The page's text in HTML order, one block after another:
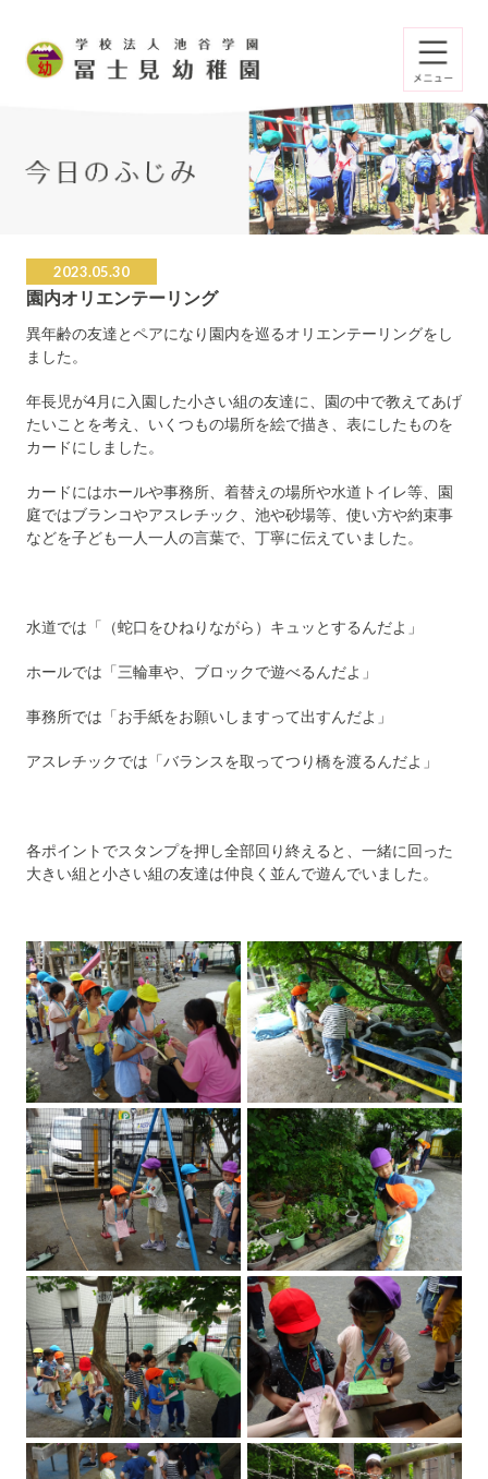
2023.05.30
園内オリエンテーリング
異年齢の友達とペアになり園内を巡るオリエンテーリングをし
ました。
年長児が4月に入園した小さい組の友達に、園の中で教えてあげ
たいことを考え、いくつもの場所を絵で描き、表にしたものを
カードにしました。
カードにはホールや事務所、着替えの場所や水道トイレ等、園
庭ではブランコやアスレチック、池や砂場等、使い方や約束事
などを子ども一人一人の言葉で、丁寧に伝えていました。
水道では「（蛇口をひねりながら）キュッとするんだよ」
ホールでは「三輪車や、ブロックで遊べるんだよ」
事務所では「お手紙をお願いしますって出すんだよ」
アスレチックでは「バランスを取ってつり橋を渡るんだよ」
各ポイントでスタンプを押し全部回り終えると、一緒に回った
大きい組と小さい組の友達は仲良く並んで遊んでいました。